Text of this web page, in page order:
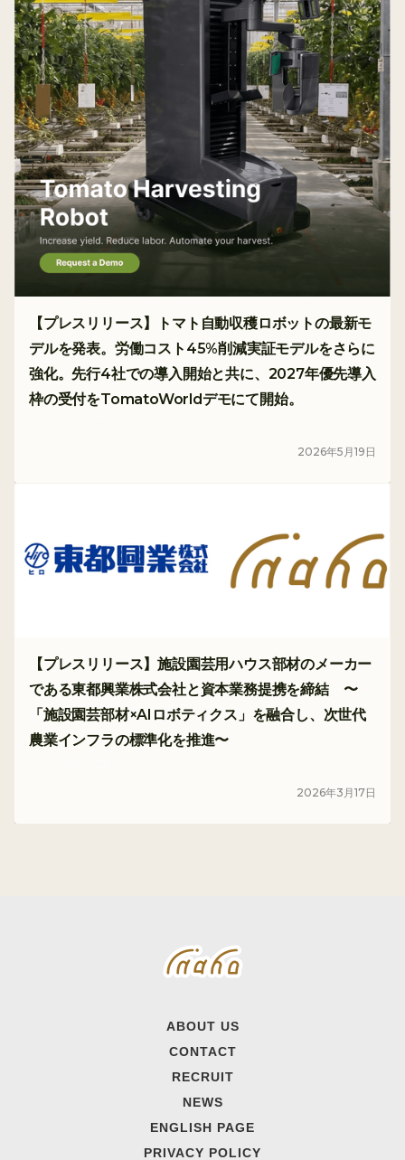
【プレスリリース】トマト自動収穫ロボットの最新モ
デルを発表。労働コスト45%削減実証モデルをさらに
強化。先行4社での導入開始と共に、2027年優先導入
枠の受付をTomatoWorldデモにて開始。
2026年5 月19 日
【プレスリリース】施設園芸用ハウス部材のメーカー
である東都興業株式会社と資本業務提携を締結 〜
「施設園芸部材×AIロボティクス」を融合し、次世代
農業インフラの標準化を推進〜
2026年3 月17日
ABOUT US
CONTACT
RECRUIT
NEWS
ENGLISH PAGE
PRIVACY POLICY